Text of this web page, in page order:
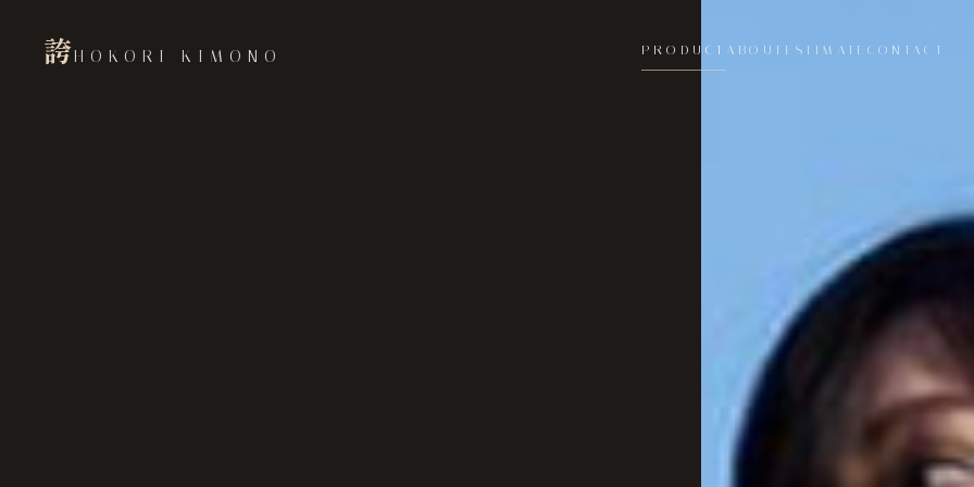
誇HOKORI KIMONO PRODUCT ABOUT ESTIMATE CONTACT